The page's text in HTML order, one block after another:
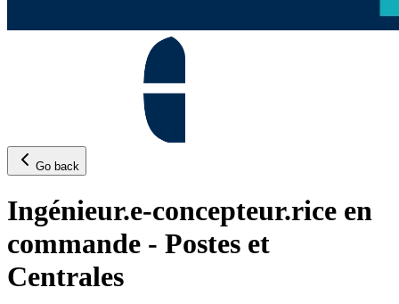
Go back
Ingénieur.e-concepteur.rice en
commande - Postes et
Centrales